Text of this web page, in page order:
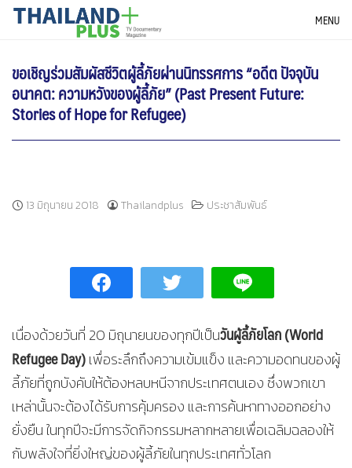
SkipTHAILANDPLUS NEWS MENU
ขอเชิญร่วมสัมผัสชีวิตผู้ลี้ภัยผ่านนิทรรศการ “อดีต ปัจจุบัน
อนาคต: ความหวังของผู้ลี้ภัย” (Past Present Future:
Stories of Hope for Refugee)
13 มิถุนายน 2018 Thailandplus ประชาสัมพันธ์
เนื่องด้วยวันที่ 20 มิถุนายนของทุกปีเป็นวันผู้ลี้ภัยโลก (World
Refugee Day)เพื่อระลึกถึงความเข้มแข็ง และความอดทนของผู้
ลี้ภัยที่ถูกบังคับให้ต้องหลบหนีจากประเทศตนเอง ซึ่งพวกเขา
เหล่านั้นจะต้องได้รับการคุ้มครอง และการค้นหาทางออกอย่าง
ยั่งยืน ในทุกปีจะมีการจัดกิจกรรมหลากหลายเพื่อเฉลิมฉลองให้
กับพลังใจที่ยิ่งใหญ่ของผู้ลี้ภัยในทุกประเทศทั่วโลก